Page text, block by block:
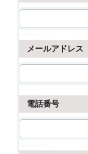
メールアドレス
電話番号